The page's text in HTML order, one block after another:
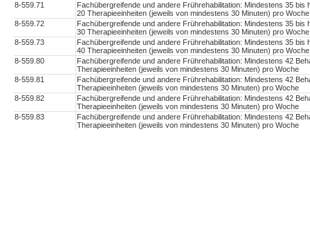
8-559.71
Fachübergreifende und andere Frührehabilitation: Mindestens 35
20 Therapieeinheiten (jeweils von mindestens 30 Minuten) pro Woche
8-559.72
Fachübergreifende und andere Frührehabilitation: Mindestens 35
30 Therapieeinheiten (jeweils von mindestens 30 Minuten) pro Woche
8-559.73
Fachübergreifende und andere Frührehabilitation: Mindestens 35
40 Therapieeinheiten (jeweils von mindestens 30 Minuten) pro Woche
8-559.80
Fachübergreifende und andere Frührehabilitation: Mindestens 42
Therapieeinheiten (jeweils von mindestens 30 Minuten) pro Woche
8-559.81
Fachübergreifende und andere Frührehabilitation: Mindestens 42
Therapieeinheiten (jeweils von mindestens 30 Minuten) pro Woche
8-559.82
Fachübergreifende und andere Frührehabilitation: Mindestens 42
Therapieeinheiten (jeweils von mindestens 30 Minuten) pro Woche
8-559.83
Fachübergreifende und andere Frührehabilitation: Mindestens 42
Therapieeinheiten (jeweils von mindestens 30 Minuten) pro Woche